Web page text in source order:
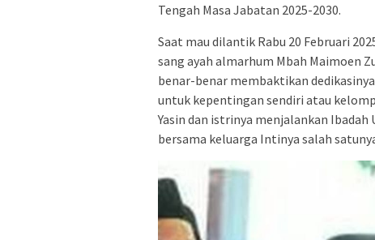
Tengah Masa Jabatan 2025-2030.
Saat mau dilantik Rabu 20 Februari
sang ayah almarhum Mbah Maimoen
benar-benar membaktikan
untuk kepentingan sendiri atau
Yasin dan istrinya menjalankan Ibadah
bersama keluarga Intinya salah